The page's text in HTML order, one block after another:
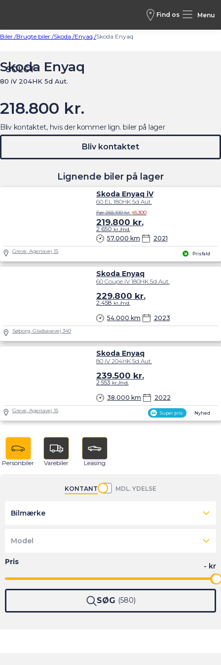
Find os Menu
Biler /Brugte biler /Skoda /Enyaq /Skoda Enyaq
SOLGT
Skoda Enyaq
80 iV 204HK 5d Aut.
218.800 kr.
Lignende biler på lager
Prisfald
Skoda Enyaq iV
60 EL 180HK 5d Aut.
57.000 km 2021
Før 265.100 kr. 45.300
219.800 kr.
2.650 kr./md.
Greve, Agenavej 15
Skoda Enyaq
60 Coupe iV 180HK 5d Aut.
54.000 km 2023
229.800 kr.
2.458 kr./md.
Søborg, Gladsaxevej 340
Super pris Nyhed
Skoda Enyaq
80 iV 204HK 5d Aut.
38.000 km 2022
239.500 kr.
2.553 kr./md.
Greve, Agenavej 15
Bliv kontaktet, hvis der kommer lign. biler på lager
Bliv kontaktet
Personbiler Varebiler Leasing
KONTANT MDL. YDELSE
Bilmærke
Model
SØG 580